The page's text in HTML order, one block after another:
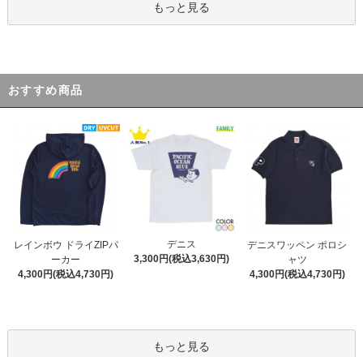
もっと見る
おすすめ商品
レインボウ ドライZIPパ
ーカー
4,300円(税込4,730円)
デニス
3,300円(税込3,630円)
デニスワッペン ポロシ
ャツ
4,300円(税込4,730円)
もっと見る